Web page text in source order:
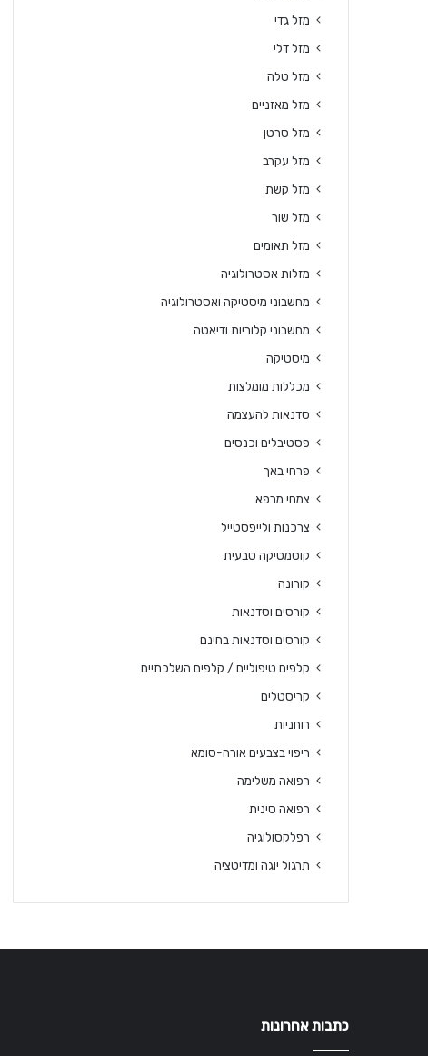
מזל גדי
מזל דלי
מזל טלה
מזל מאזניים
מזל סרטן
מזל עקרב
מזל קשת
מזל שור
מזל תאומים
מזלות אסטרולוגיה
מחשבוני מיסטיקה ואסטרולוגיה
מחשבוני קלוריות ודיאטה
מיסטיקה
מכללות מומלצות
סדנאות להעצמה
פסטיבלים וכנסים
פרחי באך
צמחי מרפא
צרכנות ולייפסטייל
קוסמטיקה טבעית
קורונה
קורסים וסדנאות
קורסים וסדנאות בחינם
קלפים טיפוליים / קלפים השלכתיים
קריסטלים
רוחניות
ריפוי בצבעים אורה-סומא
רפואה משלימה
רפואה סינית
רפלקסולוגיה
תרגול יוגה ומדיטציה
כתבות אחרונות